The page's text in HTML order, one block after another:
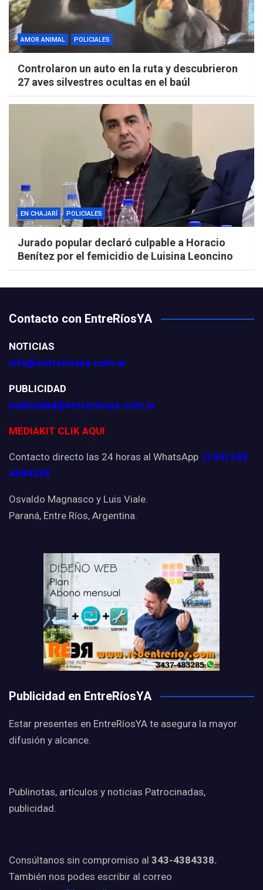
AMOR ANIMAL POLICIALES
Controlaron un auto en la ruta y descubrieron
27 aves silvestres ocultas en el baúl
EN CHAJARÍ POLICIALES
Jurado popular declaró culpable a Horacio
Benítez por el femicidio de Luisina Leoncino
Contacto con EntreRíosYA
NOTICIAS
info@entreriosya.com.ar
PUBLICIDAD
publicidad@entreriosya.com.ar
MEDIAKIT CLIK AQUI
Contacto directo las 24 horas al WhatsApp (+54) 343
4384338
Osvaldo Magnasco y Luis Viale.
Paraná, Entre Ríos, Argentina.
Publicidad en EntreRíosYA
Estar presentes en EntreRíosYA te asegura la mayor
difusión y alcance.
Publinotas, artículos y noticias Patrocinadas,
publicidad.
Consúltanos sin compromiso al 343-4384338.
También nos podes escribir al correo